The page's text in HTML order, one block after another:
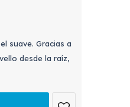
suave. Gracias a
desde la raíz,